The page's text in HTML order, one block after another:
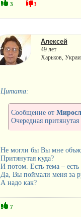
3 3
Алексей
49 лет
Харьков,
Цитата:
Сообщение от
Очередная
Не могли бы Вы мне
Притянутая куда?
И потом. Есть тема – есть
Да, Вы поймали меня за
А надо как?
7